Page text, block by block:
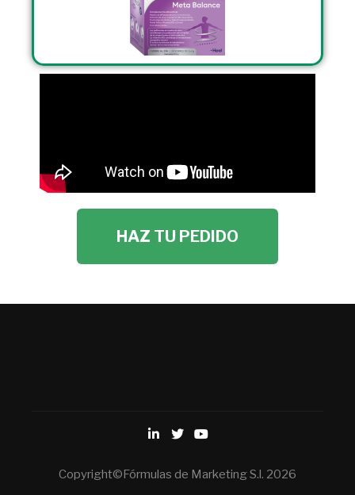
HAZ TU PEDIDO
Copyright©Fórmulas de Marketing S.l. 2026